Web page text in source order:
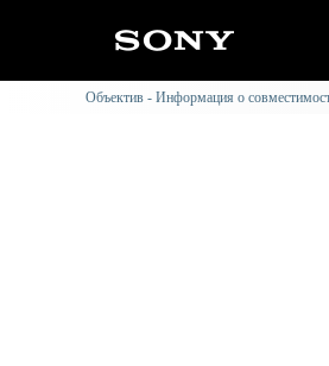
Объектив - Информация о